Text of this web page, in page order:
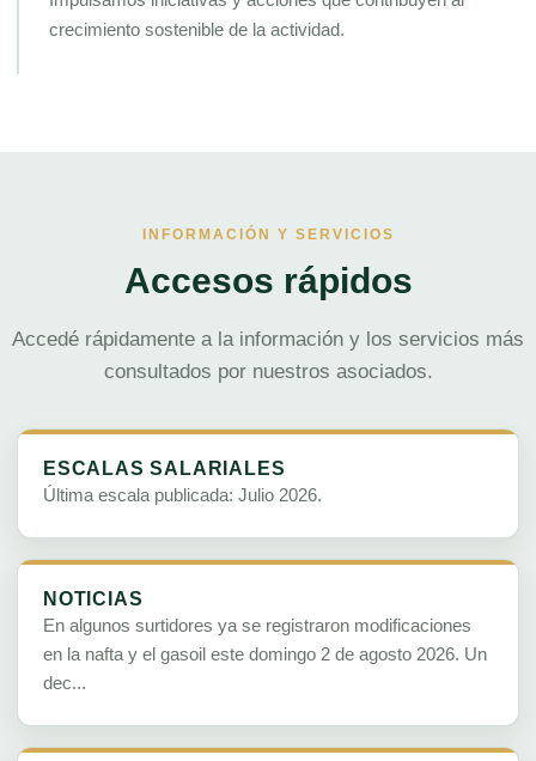
crecimiento sostenible de la actividad.
INFORMACIÓN Y SERVICIOS
Accesos rápidos
Accedé rápidamente a la información y los servicios más
consultados por nuestros asociados.
ESCALAS SALARIALES
Última escala publicada: Julio 2026.
NOTICIAS
En algunos surtidores ya se registraron modificaciones
en la nafta y el gasoil este domingo 2 de agosto 2026. Un
dec...